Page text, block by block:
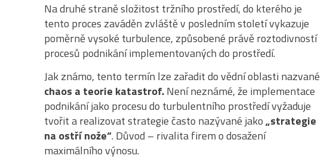
Na druhé straně složitost tržního prostředí, do kterého je
tento proces zaváděn zvláště v posledním století vykazuje
poměrně vysoké turbulence, způsobené právě roztodivností
procesů podnikání implementovaných do prostředí.
Jak známo, tento termín lze zařadit do vědní oblasti nazvané
chaos a teorie katastrof.Není neznámé, že implementace
podnikání jako procesu do turbulentního prostředí vyžaduje
tvořit a realizovat strategie často nazývané jako„strategie
na ostří nože“. Důvod – rivalita firem o dosažení
maximálního výnosu.